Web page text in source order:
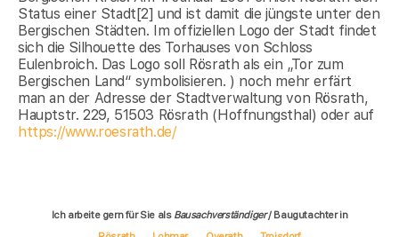
Status einer Stadt[2] und ist damit die jüngste unter den
Bergischen Städten. Im offiziellen Logo der Stadt findet
sich die Silhouette des Torhauses von Schloss
Eulenbroich. Das Logo soll Rösrath als ein „Tor zum
Bergischen Land“ symbolisieren. ) noch mehr erfärt
man an der Adresse der Stadtverwaltung von Rösrath,
Hauptstr. 229, 51503 Rösrath (Hoffnungsthal) oder auf
https://www.roesrath.de/
Ich arbeite gern für Sie als Bausachverständiger/ Baugutachter in